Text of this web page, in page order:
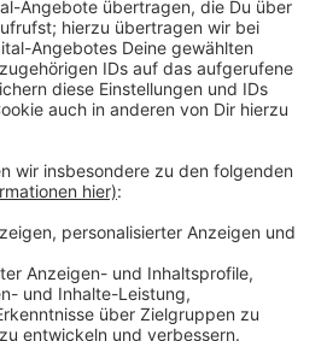
Ihre
um den YouTube
zu laden!
einen Service eines
um Videoinhalte
Dieser Service kann
Ihren Aktivitäten
Bitte lesen Sie die
und stimmen Sie der